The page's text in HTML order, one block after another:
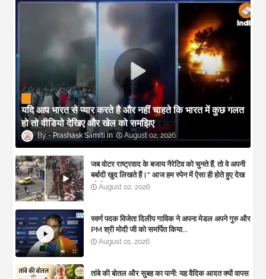
यदि आप भारत से प्यार करते है और नहीं चाहते कि भारत में कुछ गलत
हो तो वीडियो देखिए और खेल को समझिए
Prashask Samiti August 02, 2026
जब वोटर राष्ट्रवाद के बजाय नैरेटिव को चुनते हैं, तो वे अपनी
बर्बादी खुद लिखते हैं।" आज हम स्पेन में ऐसा ही होते हुए देख
रहे हैं। 🚨
August 02, 2026
स्वर्ण पदक विजेता दिलीप गाविक ने अपना मेडल अपने गुरु और
PM श्री मोदी जी को समर्पित किया...
August 01, 2026
तांबे की बोतल और सुबह का पानी: यह वैदिक आदत क्यों वापस